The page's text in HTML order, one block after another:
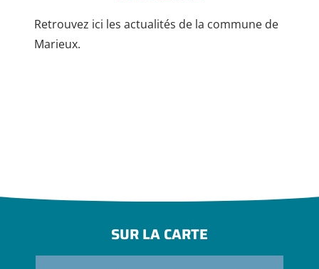
Retrouvez ici les actualités de la commune de
Marieux.
SUR LA CARTE